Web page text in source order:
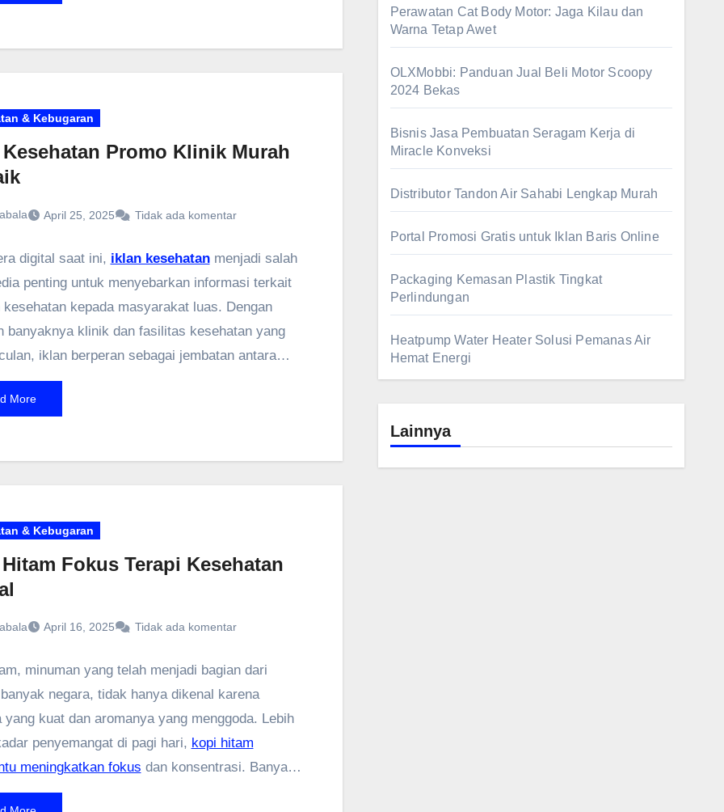
& Kebugaran
Promo Klinik Murah
April 25, 2025 Tidak ada komentar
digital saat ini, iklan kesehatanmenjadi salah
penting untuk menyebarkan informasi terkait
kesehatan kepada masyarakat luas. Dengan
banyaknya klinik dan fasilitas kesehatan yang
iklan berperan sebagai jembatan antara
layanan dan pasien potensial. Melalui iklan yang
dapat lebih mudah mengenali berbagai
secara optimal.
More
& Kebugaran
Fokus Terapi Kesehatan
April 16, 2025 Tidak ada komentar
minuman yang telah menjadi bagian dari
negara, tidak hanya dikenal karena
yang kuat dan aromanya yang menggoda. Lebih
penyemangat di pagi hari, kopi hitam
meningkatkan fokus dan konsentrasi. Banyak
secangkir kopi untuk memulai hari
Perawatan Cat Body Motor: Jaga Kilau dan
Warna Tetap Awet
OLXMobbi: Panduan Jual Beli Motor Scoopy
2024 Bekas
Bisnis Jasa Pembuatan Seragam Kerja di
Miracle Konveksi
Distributor Tandon Air Sahabi Lengkap Murah
Portal Promosi Gratis untuk Iklan Baris Online
Packaging Kemasan Plastik Tingkat
Perlindungan
Heatpump Water Heater Solusi Pemanas Air
Hemat Energi
Lainnya